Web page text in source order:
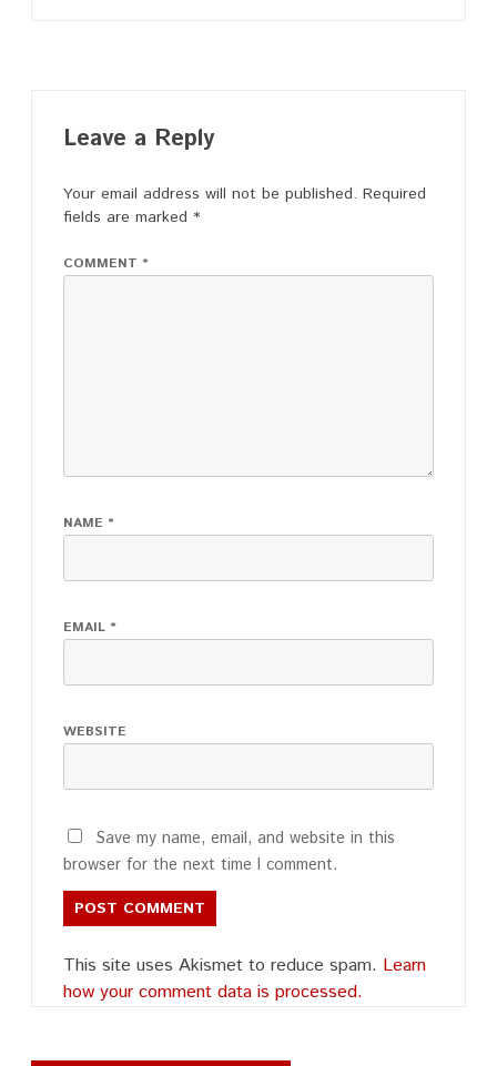
Leave a Reply
Your email address will not be published. Required
fields are marked *
COMMENT *
NAME *
EMAIL *
WEBSITE
Save my name, email, and website in this
browser for the next time I comment.
This site uses Akismet to reduce spam. Learn
how your comment data is processed.